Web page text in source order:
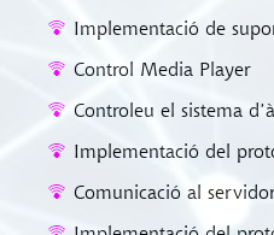
Implementació de
Control Media Player
Controleu el sistema
Implementació del
Comunicació al